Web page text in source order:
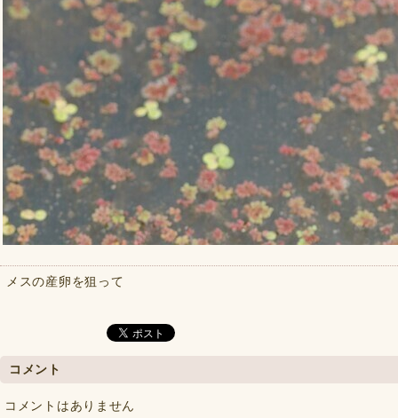
メスの産卵を狙って
コメント
コメントはありません